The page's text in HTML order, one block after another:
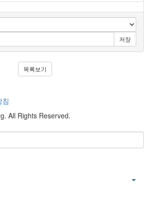
저장
목록보기
All Rights Reserved.